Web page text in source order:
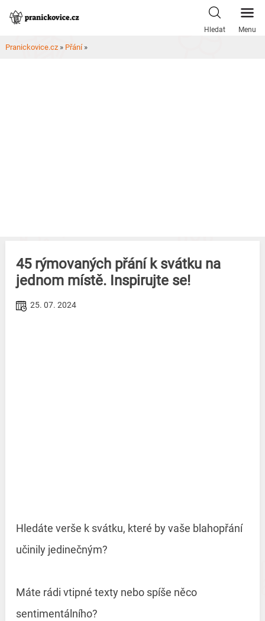
Skip
Hledat Menu
Pranickovice.cz » Přání»
45 rýmovaných přání k svátku na
jednom místě. Inspirujte se!
25. 07. 2024
Hledáte verše k svátku, které by vaše blahopřání
učinily jedinečným?
Máte rádi vtipné texty nebo spíše něco
sentimentálního?